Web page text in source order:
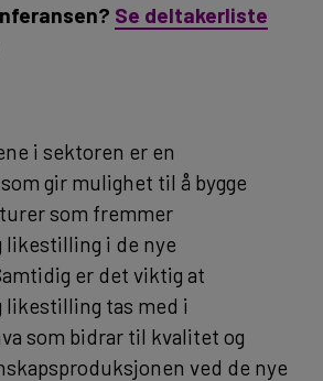
Se deltakerliste
i sektoren er en
gir mulighet til å bygge
som fremmer
likestilling i de nye
er det viktig at
likestilling tas med i
som bidrar til kvalitet og
ved de nye